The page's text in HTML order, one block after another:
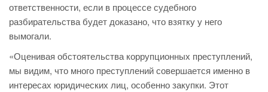
ответственности, если в процессе судебного
разбирательства будет доказано, что взятку у него
вымогали.
«Оценивая обстоятельства коррупционных преступлений,
мы видим, что много преступлений совершается именно в
интересах юридических лиц, особенно закупки. Этот